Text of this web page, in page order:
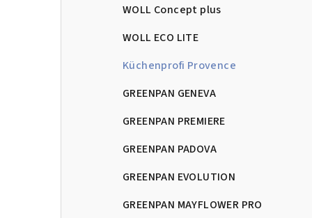
WOLL Concept plus
WOLL ECO LITE
Küchenprofi Provence
GREENPAN GENEVA
GREENPAN PREMIERE
GREENPAN PADOVA
GREENPAN EVOLUTION
GREENPAN MAYFLOWER PRO